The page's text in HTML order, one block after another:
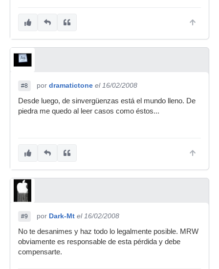
#8 por dramatictone el 16/02/2008
Desde luego, de sinvergüenzas está el mundo lleno. De
piedra me quedo al leer casos como éstos...
#9 por Dark-Mt el 16/02/2008
No te desanimes y haz todo lo legalmente posible. MRW
obviamente es responsable de esta pérdida y debe
compensarte.